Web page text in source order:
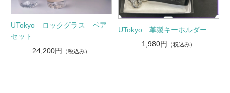
UTokyo ロックグラス ペア
セット
24,200円
（税込み）
UTokyo 革製キーホルダー
1,980円
（税込み）